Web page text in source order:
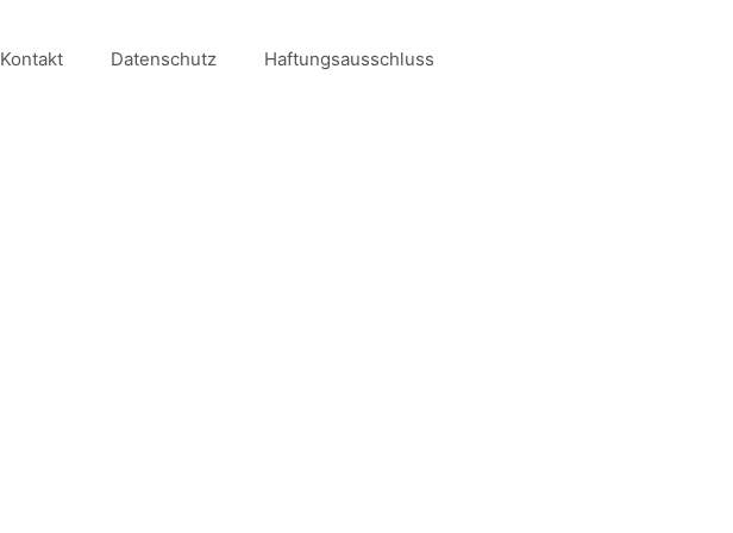
Kontakt Datenschutz Haftungsausschluss